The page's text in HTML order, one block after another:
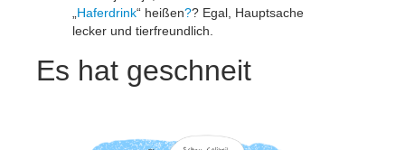
Haferdrink“ heißen?? Egal, Hauptsache
lecker und tierfreundlich.
Es hat geschneit